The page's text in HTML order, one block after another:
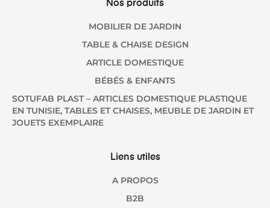
Nos produits
MOBILIER DE JARDIN
TABLE & CHAISE DESIGN
ARTICLE DOMESTIQUE
BÉBÉS & ENFANTS
SOTUFAB PLAST – ARTICLES DOMESTIQUE PLASTIQUE
EN TUNISIE, TABLES ET CHAISES, MEUBLE DE JARDIN ET
JOUETS EXEMPLAIRE
Liens utiles
A PROPOS
B2B